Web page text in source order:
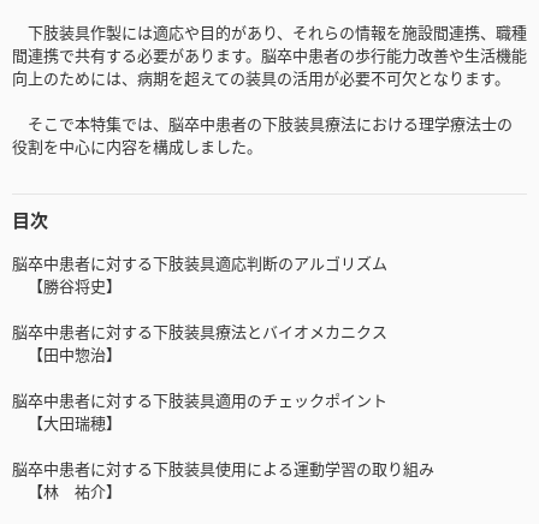
下肢装具作製には適応や目的があり、それらの情報を施設間連携、職種
間連携で共有する必要があります。脳卒中患者の歩行能力改善や生活機能
向上のためには、病期を超えての装具の活用が必要不可欠となります。
そこで本特集では、脳卒中患者の下肢装具療法における理学療法士の
役割を中心に内容を構成しました。
目次
脳卒中患者に対する下肢装具適応判断のアルゴリズム
【勝谷将史】
脳卒中患者に対する下肢装具療法とバイオメカニクス
【田中惣治】
脳卒中患者に対する下肢装具適用のチェックポイント
【大田瑞穂】
脳卒中患者に対する下肢装具使用による運動学習の取り組み
【林 祐介】